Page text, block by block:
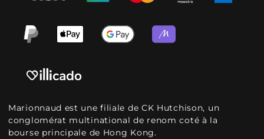
Marionnaud est une filiale de CK Hutchison, un
conglomérat multinational de renom coté à la
bourse principale de Hong Kong.